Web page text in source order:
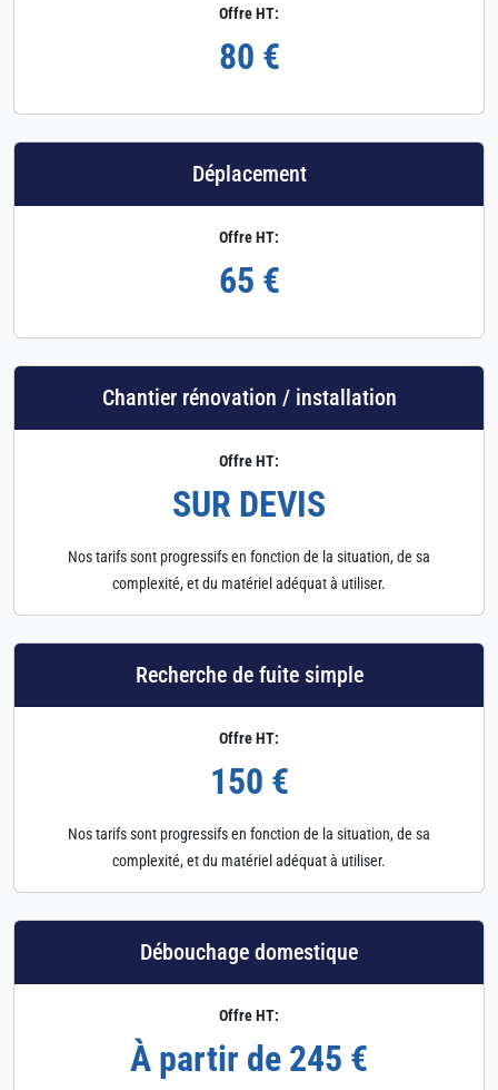
Offre HT:
80 €
Déplacement
Offre HT:
65 €
Chantier rénovation / installation
Offre HT:
SUR DEVIS
Nos tarifs sont progressifs en fonction de la situation, de sa
complexité, et du matériel adéquat à utiliser.
Recherche de fuite simple
Offre HT:
150 €
Nos tarifs sont progressifs en fonction de la situation, de sa
complexité, et du matériel adéquat à utiliser.
Débouchage domestique
Offre HT:
À partir de 245 €